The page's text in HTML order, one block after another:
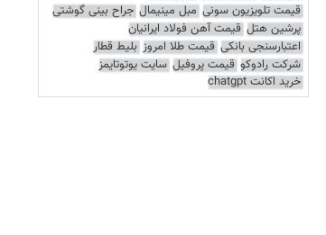
قیمت تلویزیون سونی مبل مینیمال جراح بینی گوشتی
پرشین هتل قیمت آهن فولاد ایرانیان
اعتبارسنجی بانکی قیمت طلا امروز بلیط قطار
شرکت رادوکو قیمت پروفیل سایت یوتوتایمز
خرید اکانت chatgpt